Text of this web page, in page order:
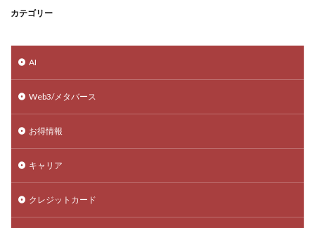
カテゴリー
AI
Web3/メタバース
お得情報
キャリア
クレジットカード